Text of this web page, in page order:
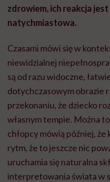
zdrowiem, ich reakcja
natychmiastowa.
Czasami mówi się w
niewidzialnej
są od razu widoczne,
dotychczasowym obrazie
przekonaniu, że dziecko
własnym tempie. Można
chłopcy mówią później, że
rytm, że to jeszcze nic
uruchamia się naturalna
interpretowania świata w